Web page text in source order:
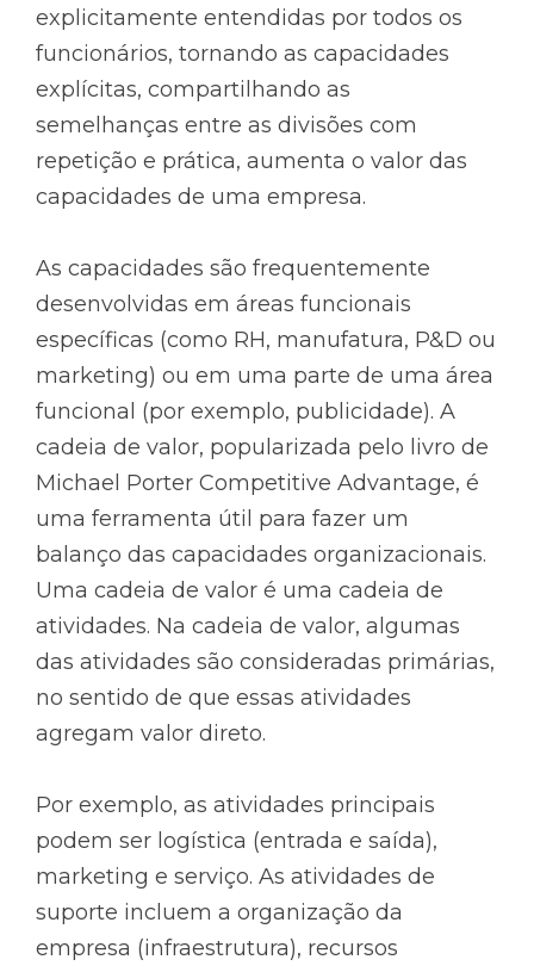
explicitamente entendidas por todos os
funcionários, tornando as capacidades
explícitas, compartilhando as
semelhanças entre as divisões com
repetição e prática, aumenta o valor das
capacidades de uma empresa.
As capacidades são frequentemente
desenvolvidas em áreas funcionais
específicas (como RH, manufatura, P&D ou
marketing) ou em uma parte de uma área
funcional (por exemplo, publicidade). A
cadeia de valor, popularizada pelo livro de
Michael Porter Competitive Advantage, é
uma ferramenta útil para fazer um
balanço das capacidades organizacionais.
Uma cadeia de valor é uma cadeia de
atividades. Na cadeia de valor, algumas
das atividades são consideradas primárias,
no sentido de que essas atividades
agregam valor direto.
Por exemplo, as atividades principais
podem ser logística (entrada e saída),
marketing e serviço. As atividades de
suporte incluem a organização da
empresa (infraestrutura), recursos